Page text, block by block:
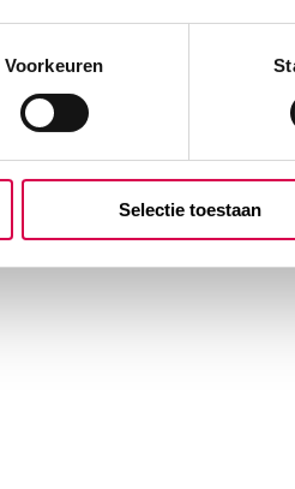
Voorkeuren
Selectie toestaan